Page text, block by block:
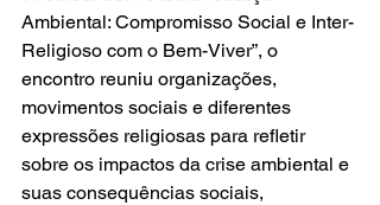
Ambiental: Compromisso Social e Inter-
Religioso com o Bem-Viver”, o
encontro reuniu organizações,
movimentos sociais e diferentes
expressões religiosas para refletir
sobre os impactos da crise ambiental e
suas consequências sociais,